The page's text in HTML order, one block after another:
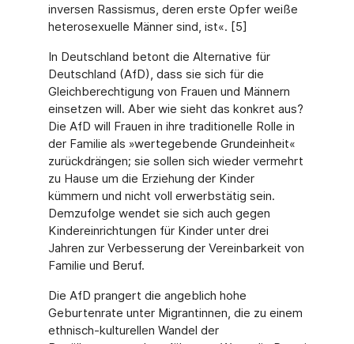
inversen Rassismus, deren erste Opfer weiße
heterosexuelle Männer sind, ist«. [5]
In Deutschland betont die Alternative für
Deutschland (AfD), dass sie sich für die
Gleichbe­rechtigung von Frauen und Männern
einsetzen will. Aber wie sieht das konkret aus?
Die AfD will Frauen in ihre traditionelle Rolle in
der Familie als »wertegebende Grundeinheit«
zurückdrängen; sie sollen sich wieder vermehrt
zu Hause um die Erziehung der Kinder
kümmern und nicht voll erwerbstätig sein.
Demzufolge wendet sie sich auch gegen
Kinder­einrichtungen für Kinder unter drei
Jahren zur Verbesserung der Vereinbarkeit von
Familie und Beruf.
Die AfD prangert die angeblich hohe
Geburtenrate unter Migrantinnen, die zu einem
eth­nisch-kulturellen Wandel der